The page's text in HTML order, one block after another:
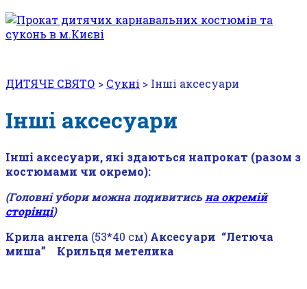
ДИТЯЧЕ СВЯТО > Сукні > Інші аксесуари
Інші аксесуари
Інші аксесуари, які здаються напрокат (разом з
костюмами чи окремо):
(Головні убори можна подивитисьна окремій
сторінці)
Крила ангела (53*40 см) Аксесуари “Летюча
миша” Крильця метелика